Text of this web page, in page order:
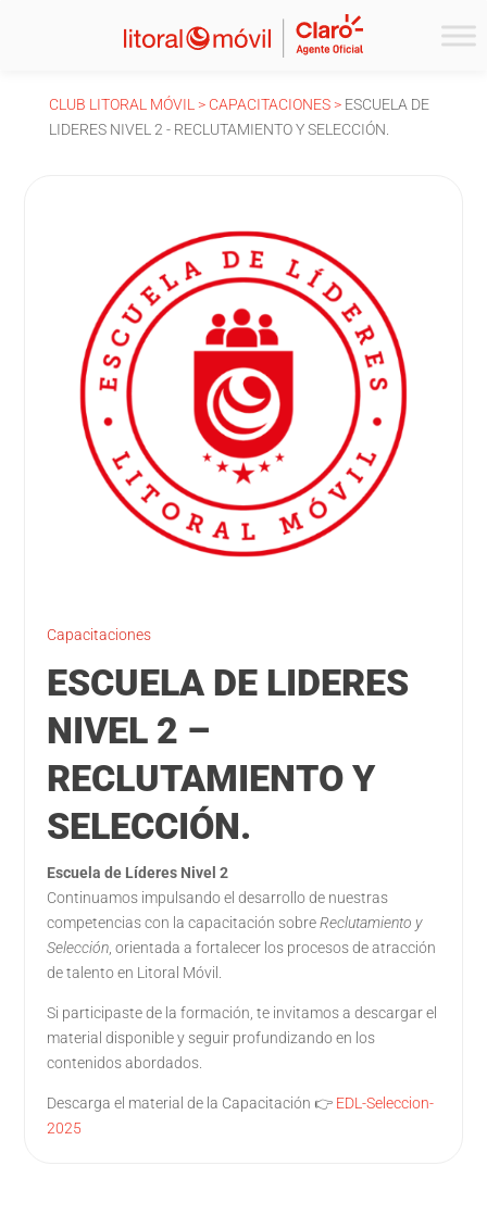
CLUB LITORAL MÓVIL > CAPACITACIONES >ESCUELA DE
LIDERES NIVEL 2 - RECLUTAMIENTO Y SELECCIÓN.
Capacitaciones
ESCUELA DE LIDERES
NIVEL 2 –
RECLUTAMIENTO Y
SELECCIÓN.
Escuela de Líderes Nivel 2
Continuamos impulsando el desarrollo de nuestras
competencias con la capacitación sobreReclutamiento y
Selección , orientada a fortalecer los procesos de atracción
de talento en Litoral Móvil.
Si participaste de la formación, te invitamos a descargar el
material disponible y seguir profundizando en los
contenidos abordados.
Descarga el material de la Capacitación 👉 EDL-Seleccion-
2025